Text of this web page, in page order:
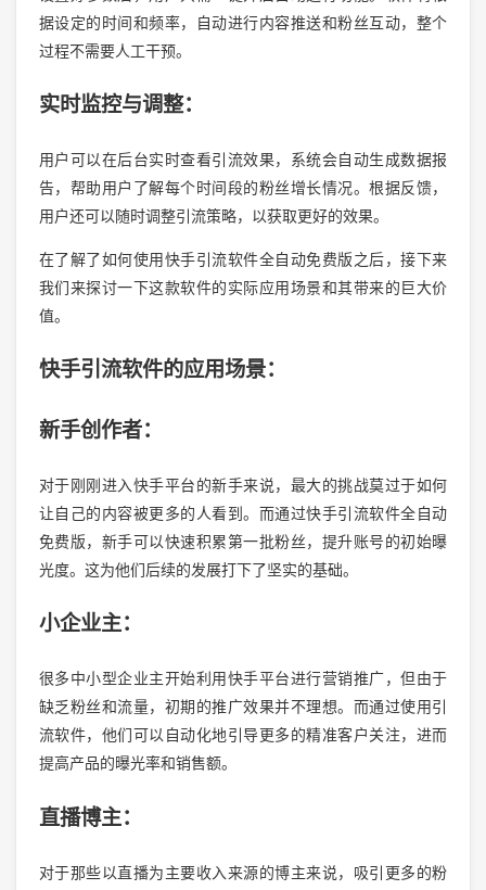
据设定的时间和频率，自动进行内容推送和粉丝互动，整个
过程不需要人工干预。
实时监控与调整：
用户可以在后台实时查看引流效果，系统会自动生成数据报
告，帮助用户了解每个时间段的粉丝增长情况。根据反馈，
用户还可以随时调整引流策略，以获取更好的效果。
在了解了如何使用快手引流软件全自动免费版之后，接下来
我们来探讨一下这款软件的实际应用场景和其带来的巨大价
值。
快手引流软件的应用场景：
新手创作者：
对于刚刚进入快手平台的新手来说，最大的挑战莫过于如何
让自己的内容被更多的人看到。而通过快手引流软件全自动
免费版，新手可以快速积累第一批粉丝，提升账号的初始曝
光度。这为他们后续的发展打下了坚实的基础。
小企业主：
很多中小型企业主开始利用快手平台进行营销推广，但由于
缺乏粉丝和流量，初期的推广效果并不理想。而通过使用引
流软件，他们可以自动化地引导更多的精准客户关注，进而
提高产品的曝光率和销售额。
直播博主：
对于那些以直播为主要收入来源的博主来说，吸引更多的粉